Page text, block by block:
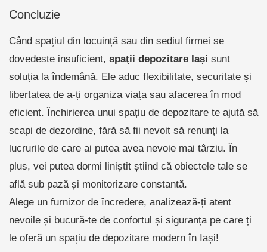
Concluzie
Când spațiul din locuință sau din sediul firmei se
dovedește insuficient, spaţii depozitare Iași sunt
soluția la îndemână. Ele aduc flexibilitate, securitate și
libertatea de a-ți organiza viața sau afacerea în mod
eficient. Închirierea unui spațiu de depozitare te ajută să
scapi de dezordine, fără să fii nevoit să renunți la
lucrurile de care ai putea avea nevoie mai târziu. În
plus, vei putea dormi liniștit știind că obiectele tale se
află sub pază și monitorizare constantă.
Alege un furnizor de încredere, analizează-ți atent
nevoile și bucură-te de confortul și siguranța pe care ți
le oferă un spațiu de depozitare modern în Iași!